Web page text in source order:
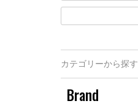
カテゴリーから探す
Brand